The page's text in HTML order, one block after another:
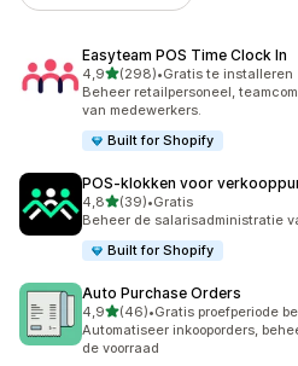
Easyteam POS Time Clock In
4,9van 5 sterren
(298)
298 recensies in totaal
•Gratis te installeren
Beheer retailpersoneel,
van medewerkers.
Built for Shopify
POS‑klokken voor
4,8van 5 sterren
(39)
39 recensies in totaal
•Gratis
Beheer de salarisadministratie
Built for Shopify
Auto Purchase Orders
4,9van 5 sterren
(46)
46 recensies in totaal
•Gratis proefperiode
Automatiseer inkooporders,
de voorraad